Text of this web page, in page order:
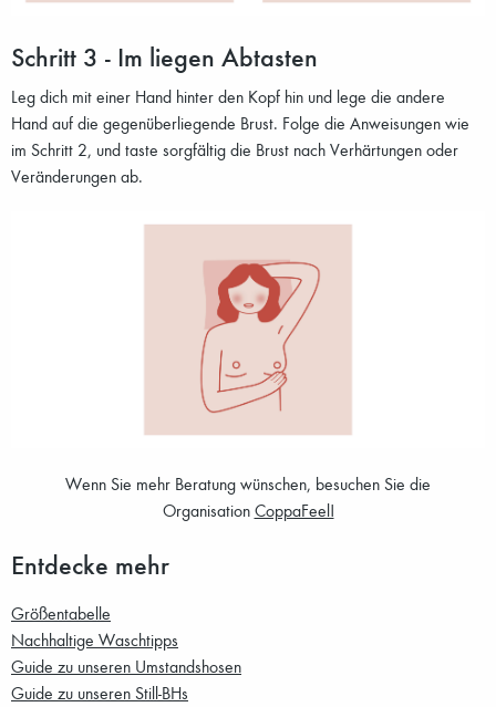
Schritt 3 - Im liegen Abtasten
Leg dich mit einer Hand hinter den Kopf hin und lege die andere
Hand auf die gegenüberliegende Brust. Folge die Anweisungen wie
im Schritt 2, und taste sorgfältig die Brust nach Verhärtungen oder
Veränderungen ab.
Wenn Sie mehr Beratung wünschen, besuchen Sie die
Organisation CoppaFeel!
Entdecke mehr
Größentabelle
Nachhaltige Waschtipps
Guide zu unseren Umstandshosen
Guide zu unseren Still-BHs